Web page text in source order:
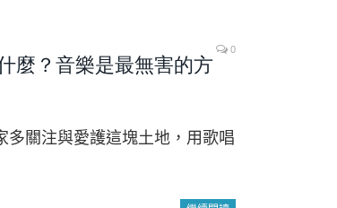
0
麼？音樂是最無害的方
多關注與愛護這塊土地，用歌唱